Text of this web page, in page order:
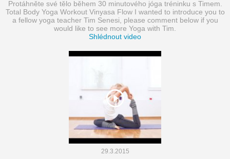
Protáhněte své tělo během 30 minutového jóga tréninku s Timem.
Total Body Yoga Workout Vinyasa Flow I wanted to introduce you to
a fellow yoga teacher Tim Senesi, please comment below if you
would like to see more Yoga with Tim.
Shlédnout video
29.3.2015